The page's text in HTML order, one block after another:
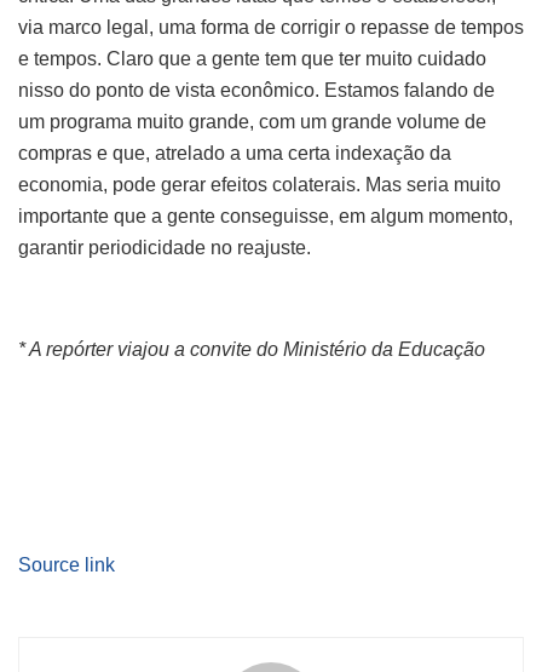
via marco legal, uma forma de corrigir o repasse de tempos
e tempos. Claro que a gente tem que ter muito cuidado
nisso do ponto de vista econômico. Estamos falando de
um programa muito grande, com um grande volume de
compras e que, atrelado a uma certa indexação da
economia, pode gerar efeitos colaterais. Mas seria muito
importante que a gente conseguisse, em algum momento,
garantir periodicidade no reajuste.
* A repórter viajou a convite do Ministério da Educação
Source link